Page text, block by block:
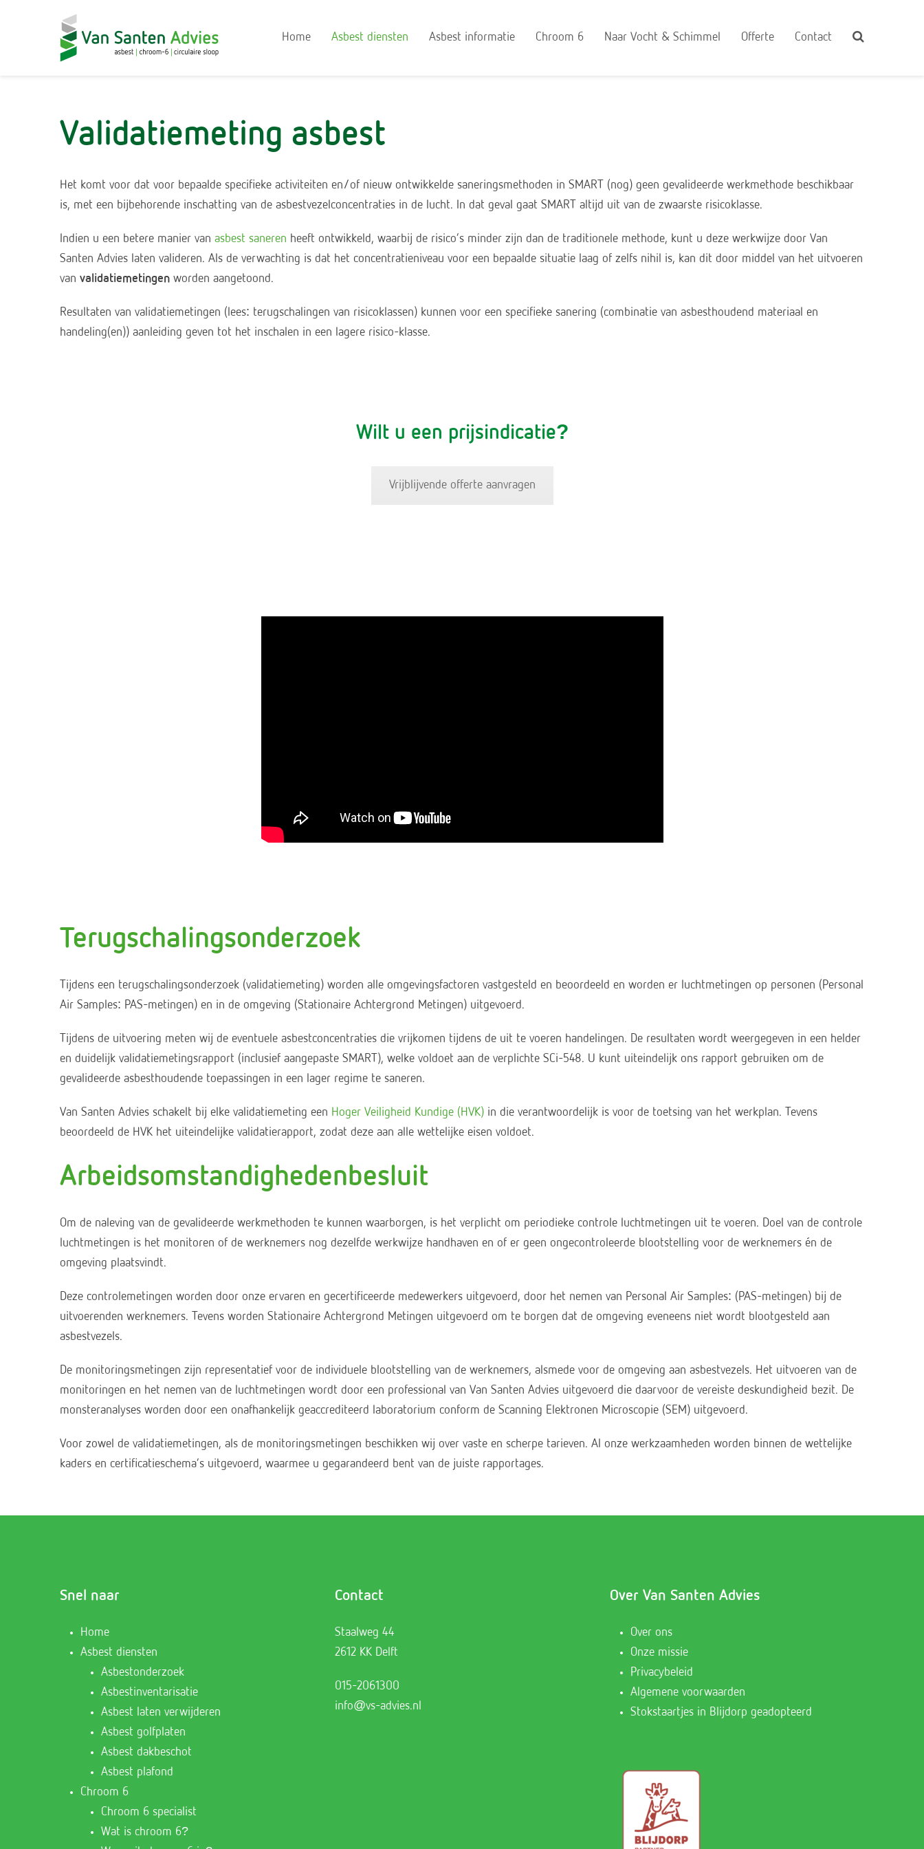
Home Asbest diensten Asbest informatie Chroom 6 Naar Vocht & Schimmel Offerte Contact
Validatiemeting asbest
Het komt voor dat voor bepaalde specifieke activiteiten en/of nieuw ontwikkelde saneringsmethoden in SMART (nog) geen gevalideerde werkmethode beschikbaar
is, met een bijbehorende inschatting van de asbestvezelconcentraties in de lucht. In dat geval gaat SMART altijd uit van de zwaarste risicoklasse.
Indien u een betere manier van asbest saneren heeft ontwikkeld, waarbij de risico’s minder zijn dan de traditionele methode, kunt u deze werkwijze door Van
Santen Advies laten valideren. Als de verwachting is dat het concentratieniveau voor een bepaalde situatie laag of zelfs nihil is, kan dit door middel van het uitvoeren
van validatiemetingen worden aangetoond.
Resultaten van validatiemetingen (lees: terugschalingen van risicoklassen) kunnen voor een specifieke sanering (combinatie van asbesthoudend materiaal en
handeling(en)) aanleiding geven tot het inschalen in een lagere risico-klasse.
Wilt u een prijsindicatie?
Vrijblijvende offerte aanvragen
Terugschalingsonderzoek
Tijdens een terugschalingsonderzoek (validatiemeting) worden alle omgevingsfactoren vastgesteld en beoordeeld en worden er luchtmetingen op personen (Personal
Air Samples: PAS-metingen) en in de omgeving (Stationaire Achtergrond Metingen) uitgevoerd.
Tijdens de uitvoering meten wij de eventuele asbestconcentraties die vrijkomen tijdens de uit te voeren handelingen. De resultaten wordt weergegeven in een helder
en duidelijk validatiemetingsrapport (inclusief aangepaste SMART), welke voldoet aan de verplichte SCi-548. U kunt uiteindelijk ons rapport gebruiken om de
gevalideerde asbesthoudende toepassingen in een lager regime te saneren.
Van Santen Advies schakelt bij elke validatiemeting een Hoger Veiligheid Kundige (HVK) in die verantwoordelijk is voor de toetsing van het werkplan. Tevens
beoordeeld de HVK het uiteindelijke validatierapport, zodat deze aan alle wettelijke eisen voldoet.
Arbeidsomstandighedenbesluit
Om de naleving van de gevalideerde werkmethoden te kunnen waarborgen, is het verplicht om periodieke controle luchtmetingen uit te voeren. Doel van de controle
luchtmetingen is het monitoren of de werknemers nog dezelfde werkwijze handhaven en of er geen ongecontroleerde blootstelling voor de werknemers én de
omgeving plaatsvindt.
Deze controlemetingen worden door onze ervaren en gecertificeerde medewerkers uitgevoerd, door het nemen van Personal Air Samples: (PAS-metingen) bij de
uitvoerenden werknemers. Tevens worden Stationaire Achtergrond Metingen uitgevoerd om te borgen dat de omgeving eveneens niet wordt blootgesteld aan
asbestvezels.
De monitoringsmetingen zijn representatief voor de individuele blootstelling van de werknemers, alsmede voor de omgeving aan asbestvezels. Het uitvoeren van de
monitoringen en het nemen van de luchtmetingen wordt door een professional van Van Santen Advies uitgevoerd die daarvoor de vereiste deskundigheid bezit. De
monsteranalyses worden door een onafhankelijk geaccrediteerd laboratorium conform de Scanning Elektronen Microscopie (SEM) uitgevoerd.
Voor zowel de validatiemetingen, als de monitoringsmetingen beschikken wij over vaste en scherpe tarieven. Al onze werkzaamheden worden binnen de wettelijke
kaders en certificatieschema’s uitgevoerd, waarmee u gegarandeerd bent van de juiste rapportages.
Snel naar
Home
Asbest diensten
Asbestonderzoek
Asbestinventarisatie
Asbest laten verwijderen
Asbest golfplaten
Asbest dakbeschot
Asbest plafond
Chroom 6
Chroom 6 specialist
Wat is chroom 6?
Contact
Staalweg 44
2612 KK Delft
015-2061300
info@vs-advies.nl
Over Van Santen Advies
Over ons
Onze missie
Privacybeleid
Algemene voorwaarden
Stokstaartjes in Blijdorp geadopteerd